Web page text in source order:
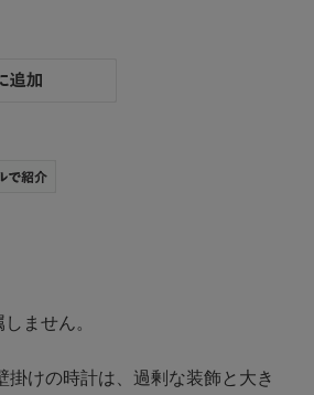
ません。
けの時計は、過剰な装飾と大き